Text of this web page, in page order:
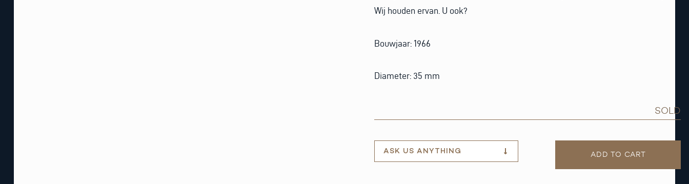
Wij houden ervan. U ook?
Bouwjaar: 1966
Diameter: 35 mm
SOLD
ASK US ANYTHING ADD TO CART